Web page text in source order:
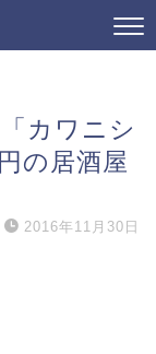
カワニシ
の居酒屋
2016年11月30日